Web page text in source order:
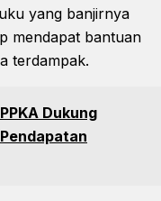
yang banjirnya
mendapat bantuan
terdampak.
Dukung